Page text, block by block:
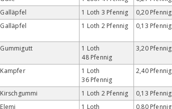
Galläpfel 1 Loth 3 Pfennig 0,20 Pfennig
Galläpfel 1 Loth 2 Pfennig 0,13 Pfennig
Gummigutt
1 Loth
48 Pfennig
3,20 Pfennig
Kampfer
1 Loth
36 Pfennig
2,40 Pfennig
Kirschgummi 1 Loth 2 Pfennig 0,13 Pfennig
Elemi 1 Loth 0,80 Pfennig